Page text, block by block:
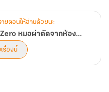
ยตอนให้อ่านด้วยนะ
The Surgeon from Room Zero หมอผ่าตัดจากห้องหมายเลข
รื่องนี้